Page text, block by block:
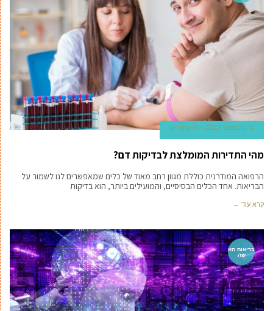
12 בדצמבר 2022 תוכן שיווקי
מהי התדירות המומלצת לבדיקות דם?
הרפואה המודרנית כוללת מגוון רחב מאוד של כלים שמאפשרים לנו לשמור על
הבריאות. אחד הכלים הבסיסיים, והמועילים ביותר, הוא בדיקות
קרא עוד ←
בריאות הא
שה